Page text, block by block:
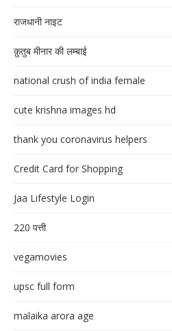
राजधानी नाइट
क़ुतुब मीनार की लम्बाई
national crush of india female
cute krishna images hd
thank you coronavirus helpers
Credit Card for Shopping
Jaa Lifestyle Login
220 पत्ती
vegamovies
upsc full form
malaika arora age